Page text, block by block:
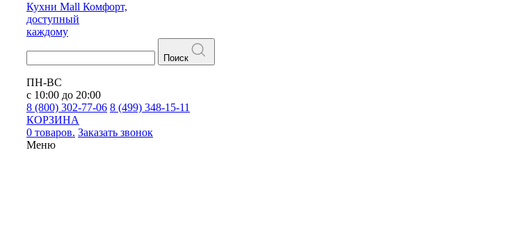
Кухни Mall Комфорт,
доступный
каждому
Поиск
ПН-ВС
с 10:00 до 20:00
8 (800) 302-77-06 8 (499) 348-15-11
КОРЗИНА
0 товаров. Заказать звонок
Меню